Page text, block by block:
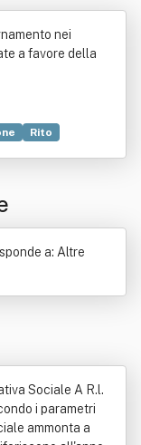
A R.l.
nei
a favore della
Rito
mentale
a: Altre
Sociale A R.l.
i parametri
ammonta a